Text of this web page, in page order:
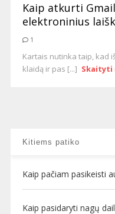
Kaip atkurti
elektroninius
1
Kartais nutinka taip, kad
klaidą ir pas [...] Skaityti
Kitiems patiko
Kaip pačiam pasikeisti
Kaip pasidaryti nagų